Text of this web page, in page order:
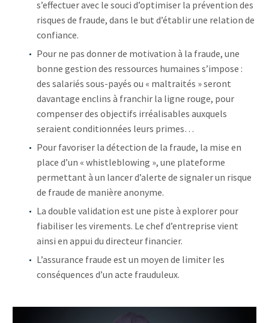
s’effectuer avec le souci d’optimiser la prévention des
risques de fraude, dans le but d’établir une relation de
confiance.
Pour ne pas donner de motivation à la fraude, une
bonne gestion des ressources humaines s’impose :
des salariés sous-payés ou « maltraités » seront
davantage enclins à franchir la ligne rouge, pour
compenser des objectifs irréalisables auxquels
seraient conditionnées leurs primes…
Pour favoriser la détection de la fraude, la mise en
place d’un « whistleblowing », une plateforme
permettant à un lancer d’alerte de signaler un risque
de fraude de manière anonyme.
La double validation est une piste à explorer pour
fiabiliser les virements. Le chef d’entreprise vient
ainsi en appui du directeur financier.
L’assurance fraude est un moyen de limiter les
conséquences d’un acte frauduleux.